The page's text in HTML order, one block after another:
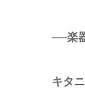
──楽
キタニ